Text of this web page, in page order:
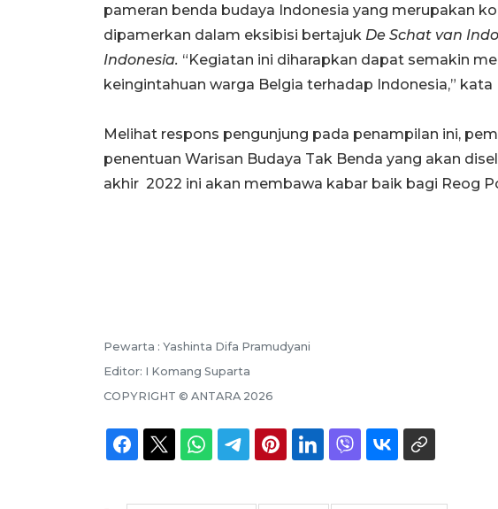
pameran benda budaya Indonesia yang merupakan
dipamerkan dalam eksibisi bertajuk De Schat van
Indonesia. “Kegiatan ini diharapkan dapat semakin
keingintahuan warga Belgia terhadap Indonesia,” kata
Melihat respons pengunjung pada penampilan ini,
penentuan Warisan Budaya Tak Benda yang akan
akhir 2022 ini akan membawa kabar baik bagi Reog
Pewarta : Yashinta Difa Pramudyani
Editor: I Komang Suparta
COPYRIGHT © ANTARA 2026